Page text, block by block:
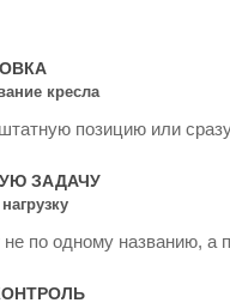
кресла
позицию или
ЗАДАЧУ
по одному названию, а